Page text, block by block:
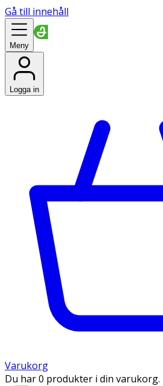
Gå till innehåll
Meny
Logga in
Varukorg
Du har 0 produkter i din varukorg.